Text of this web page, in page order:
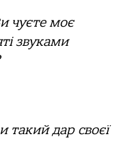
чуєте моє
звуками
такий дар своєї